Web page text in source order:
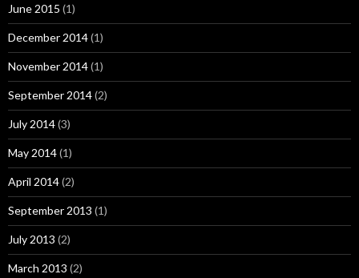
June 2015 (1)
December 2014(1)
November 2014(1)
September 2014(2)
July 2014(3)
May 2014(1)
April 2014(2)
September 2013 (1)
July 2013 (2)
March 2013 (2)